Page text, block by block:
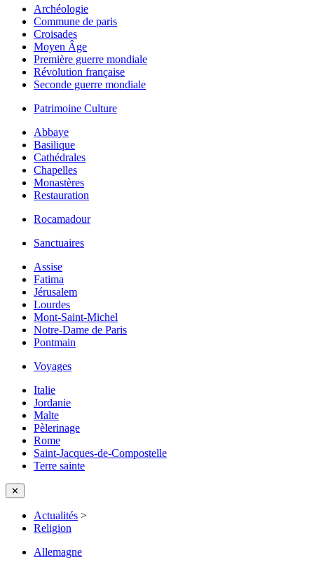
Archéologie
Commune de paris
Croisades
Moyen Âge
Première guerre mondiale
Révolution française
Seconde guerre mondiale
Patrimoine Culture
Abbaye
Basilique
Cathédrales
Chapelles
Monastères
Restauration
Rocamadour
Sanctuaires
Assise
Fatima
Jérusalem
Lourdes
Mont-Saint-Michel
Notre-Dame de Paris
Pontmain
Voyages
Italie
Jordanie
Malte
Pèlerinage
Rome
Saint-Jacques-de-Compostelle
Terre sainte
✕
Actualités >
Religion
Allemagne